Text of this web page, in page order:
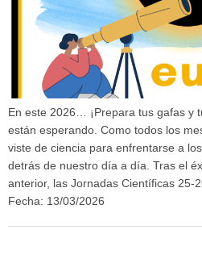
En este 2026… ¡Prepara tus gafas y
están esperando. Como todos los
viste de ciencia para enfrentarse a
detrás de nuestro día a día. Tras el
anterior, las Jornadas Científicas 25-
Fecha: 13/03/2026